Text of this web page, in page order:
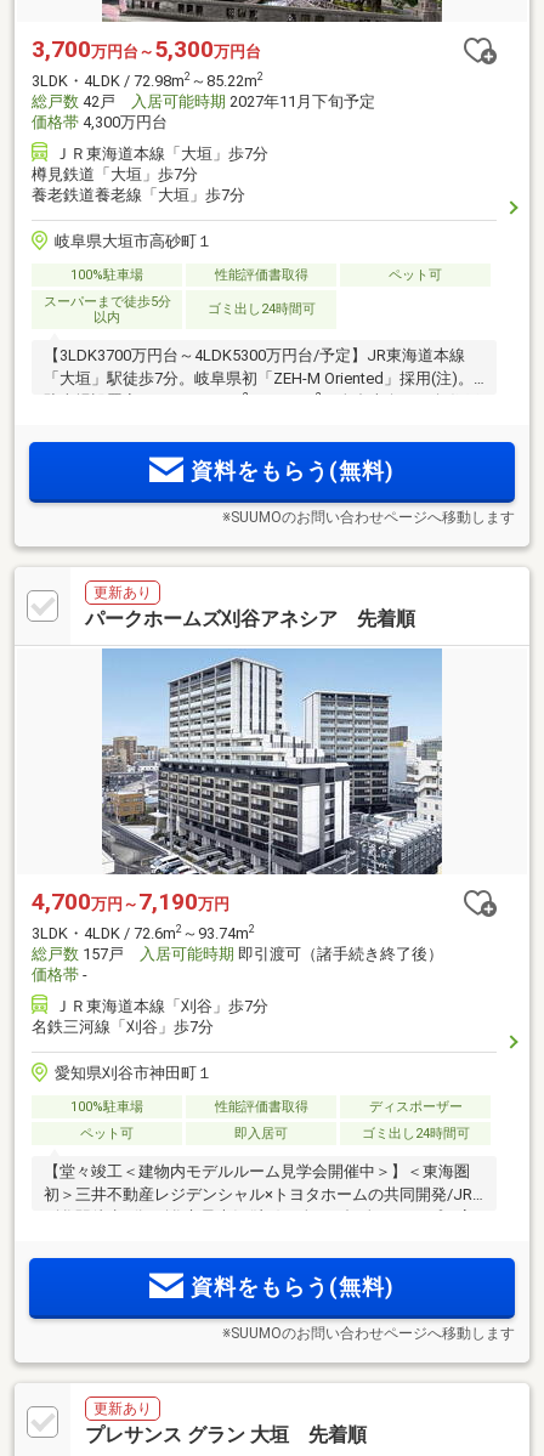
3,700万円台～ 5,300万円台
3LDK・4LDK / 72.98m2 ～85.22m2
総戸数 42戸 入居可能時期 2027年11月下旬予定
価格帯 4,300万円台
ＪＲ東海道本線「大垣」歩7分
樽見鉄道「大垣」歩7分
養老鉄道養老線「大垣」歩7分
岐阜県大垣市高砂町１
100%駐車場 性能評価書取得
ペット可
スーパーまで徒歩5分
以内
ゴミ出し24時間可
【3LDK3700万円台～4LDK5300万円台/予定】JR東海道本線
「大垣」駅徒歩7分。岐阜県初「ZEH-M Oriented」採用(注)。
2 2
あらゆる施設が集積する大垣駅南エリアに15階建て全42邸
「モアグレース大垣ザ・コート」誕生
資料をもらう(無料)
※SUUMOのお問い合わせページへ移動します
更新あり
パークホームズ刈谷アネシア 先着順
4,700万円～ 7,190万円
3LDK・4LDK / 72.6m2 ～93.74m2
総戸数 157戸 入居可能時期 即引渡可（諸手続き終了後）
価格帯 -
ＪＲ東海道本線「刈谷」歩7分
名鉄三河線「刈谷」歩7分
愛知県刈谷市神田町１
100%駐車場 性能評価書取得
ディスポーザー
ペット可
即入居可 ゴミ出し24時間可
【堂々竣工＜建物内モデルルーム見学会開催中＞】＜東海圏
初＞三井不動産レジデンシャル×トヨタホームの共同開発/JR
「刈谷駅南エリア」が生活圏。「ZEH-M Oriented」採用。駐
車場設置率約115％。資料をもらう(無料)
※SUUMOのお問い合わせページへ移動します
更新あり
プレサンス グラン 大垣 先着順